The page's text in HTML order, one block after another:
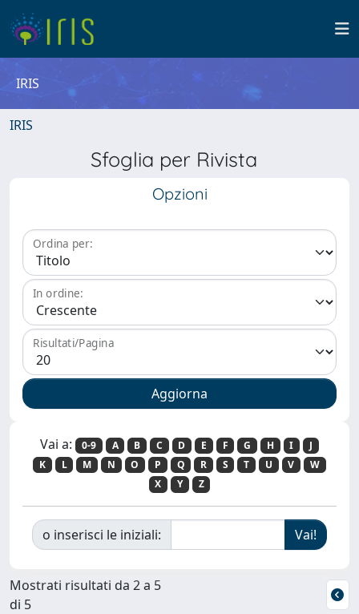
IRIS
IRIS
Sfoglia per Rivista
Opzioni
Ordina per:
In ordine:
Risultati/Pagina
Vai a: 0-9 A B C D E F G H I
J
K
L M N O P Q R S T U V
W
X
Y Z
o inserisci le iniziali:
Mostrati risultati da 2 a 5
di 5